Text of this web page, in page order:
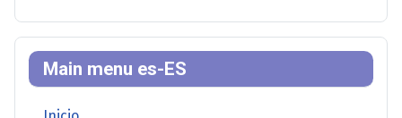
Main menu es-ES